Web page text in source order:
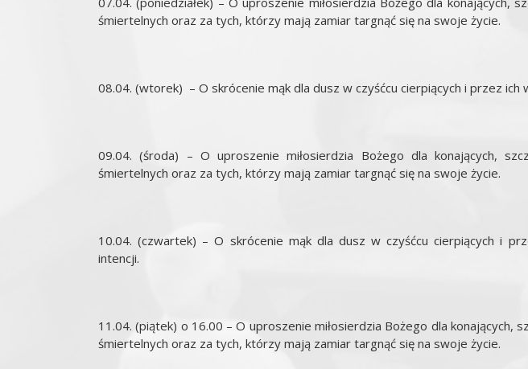
śmiertelnych oraz za tych, którzy mają zamiar targnąć się na swoje życie.
08.04. (wtorek) – O skrócenie mąk dla dusz w czyśćcu cierpiących i przez
09.04. (środa) – O uproszenie miłosierdzia Bożego dla konających,
śmiertelnych oraz za tych, którzy mają zamiar targnąć się na swoje życie.
10.04. (czwartek) – O skrócenie mąk dla dusz w czyśćcu cierpiących i
intencji.
11.04. (piątek) o 16.00 – O uproszenie miłosierdzia Bożego dla konających,
śmiertelnych oraz za tych, którzy mają zamiar targnąć się na swoje życie.